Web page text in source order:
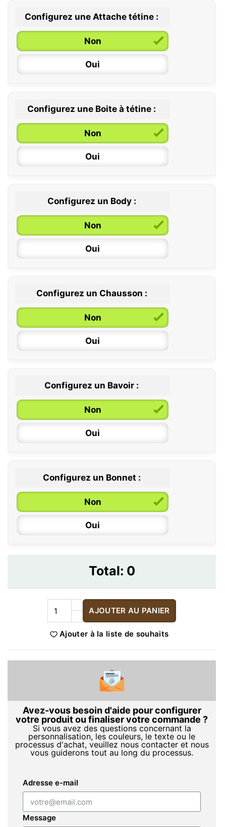
0 / 6 mois
6 / 36 mois
Configurez une Attache tétine :
Non
Oui
Configurez une Boite à tétine :
Non
Oui
Configurez un Body :
Non
Oui
0 / 6 mois
6 / 12 mois
12 / 18 mois
Configurez un Chausson :
Non
Oui
Configurez un Bavoir :
Non
Oui
Configurez un Bonnet :
Non
Oui
Total: 0
AJOUTER AU PANIER
Ajouter à la liste de souhaits
Avez-vous besoin d'aide pour configurer
votre produit ou finaliser votre commande ?
Si vous avez des questions concernant la
personnalisation, les couleurs, le texte ou le
processus d'achat, veuillez nous contacter et nous
vous guiderons tout au long du processus.
Adresse e-mail
Message